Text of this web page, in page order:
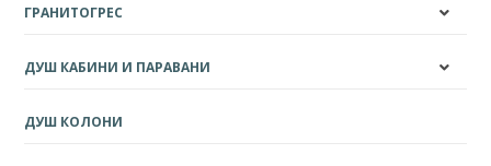
ГРАНИТОГРЕС
ДУШ КАБИНИ И ПАРАВАНИ
ДУШ КОЛОНИ